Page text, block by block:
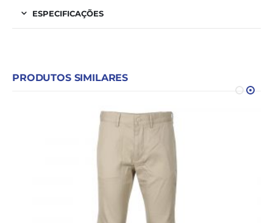
ESPECIFICAÇÕES
PRODUTOS SIMILARES